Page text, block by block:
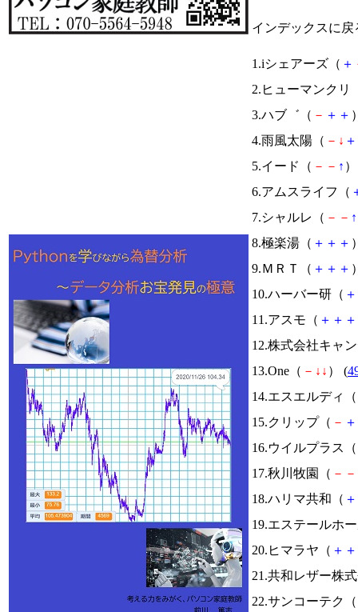
インデックスに戻
1.iシェアーズ（ ＋
2.ヒューマンクリ
3.ハブ゛（ － ＋ ＋
4.雨風太陽（ － ↓ ＋
5.イード（ － － ↑
6.アムスライフ（
7.シャルレ（ － － ↑
8.極楽湯（ ＋ ＋ ＋
9.ＭＲＴ（ ＋ ＋ ＋
10.ハーバー研（ ＋
11.アスモ（ ＋ ＋ ＋
12.株式会社キャ
13.One（ － ↓ ↓ ） (
14.エスエルディ（
15.クリップ（ － ＋
16.ウイルプラス（
17.秋川牧園（ － －
18.ハリマ共和（ ＋
19.エステールホ
20.ヒマラヤ（ ＋ ＋
21.共和レザー株
22.サンコーテク（